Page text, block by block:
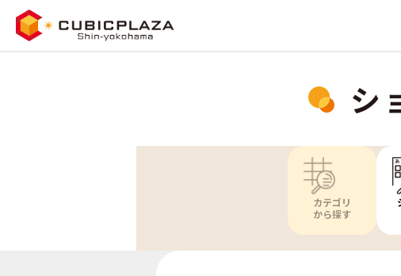
シ
カテゴリ
から探す